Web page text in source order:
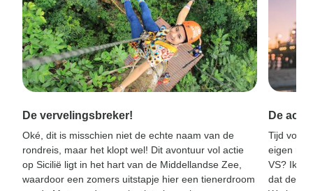
De vervelingsbreker!
Oké, dit is misschien niet de echte naam van de
rondreis, maar het klopt wel! Dit avontuur vol actie
op Sicilië ligt in het hart van de Middellandse Zee,
waardoor een zomers uitstapje hier een tienerdroom
De
Tijd voor
eigen
VS? Ik
dat deze